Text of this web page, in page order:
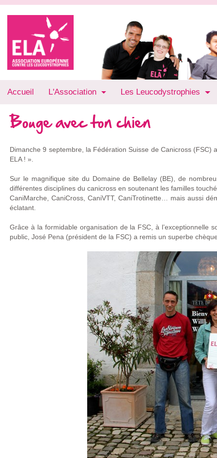
Accueil L'Association Les Leucodystrophies
Bouge avec ton chien
Dimanche 9 septembre, la Fédération Suisse de Canicross
ELA ! ».
Sur le magnifique site du Domaine de Bellelay (BE), de
différentes disciplines du canicross en soutenant les familles
CaniMarche, CaniCross, CaniVTT, CaniTrotinette… mais aussi
éclatant.
Grâce à la formidable organisation de la FSC, à l’exceptionnelle
public, José Pena (président de la FSC) a remis un superbe